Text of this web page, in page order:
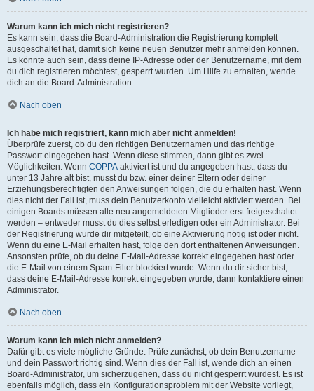
Warum kann ich mich nicht registrieren?
Es kann sein, dass die Board-Administration die Registrierung komplett
ausgeschaltet hat, damit sich keine neuen Benutzer mehr anmelden können.
Es könnte auch sein, dass deine IP-Adresse oder der Benutzername, mit dem
du dich registrieren möchtest, gesperrt wurden. Um Hilfe zu erhalten, wende
dich an die Board-Administration.
Nach oben
Ich habe mich registriert, kann mich aber nicht anmelden!
Überprüfe zuerst, ob du den richtigen Benutzernamen und das richtige
Passwort eingegeben hast. Wenn diese stimmen, dann gibt es zwei
Möglichkeiten. Wenn COPPA aktiviert ist und du angegeben hast, dass du
unter 13 Jahre alt bist, musst du bzw. einer deiner Eltern oder deiner
Erziehungsberechtigten den Anweisungen folgen, die du erhalten hast. Wenn
dies nicht der Fall ist, muss dein Benutzerkonto vielleicht aktiviert werden. Bei
einigen Boards müssen alle neu angemeldeten Mitglieder erst freigeschaltet
werden – entweder musst du dies selbst erledigen oder ein Administrator. Bei
der Registrierung wurde dir mitgeteilt, ob eine Aktivierung nötig ist oder nicht.
Wenn du eine E-Mail erhalten hast, folge den dort enthaltenen Anweisungen.
Ansonsten prüfe, ob du deine E-Mail-Adresse korrekt eingegeben hast oder
die E-Mail von einem Spam-Filter blockiert wurde. Wenn du dir sicher bist,
dass deine E-Mail-Adresse korrekt eingegeben wurde, dann kontaktiere einen
Administrator.
Nach oben
Warum kann ich mich nicht anmelden?
Dafür gibt es viele mögliche Gründe. Prüfe zunächst, ob dein Benutzername
und dein Passwort richtig sind. Wenn dies der Fall ist, wende dich an einen
Board-Administrator, um sicherzugehen, dass du nicht gesperrt wurdest. Es ist
ebenfalls möglich, dass ein Konfigurationsproblem mit der Website vorliegt,